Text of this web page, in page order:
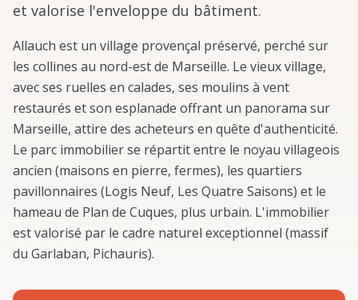
et valorise l'enveloppe du bâtiment.
Allauch est un village provençal préservé, perché sur
les collines au nord-est de Marseille. Le vieux village,
avec ses ruelles en calades, ses moulins à vent
restaurés et son esplanade offrant un panorama sur
Marseille, attire des acheteurs en quête d'authenticité.
Le parc immobilier se répartit entre le noyau villageois
ancien (maisons en pierre, fermes), les quartiers
pavillonnaires (Logis Neuf, Les Quatre Saisons) et le
hameau de Plan de Cuques, plus urbain. L'immobilier
est valorisé par le cadre naturel exceptionnel (massif
du Garlaban, Pichauris).